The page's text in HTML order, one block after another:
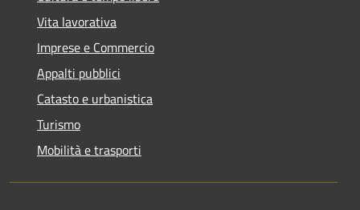
Vita lavorativa
Imprese e Commercio
Appalti pubblici
Catasto e urbanistica
Turismo
Mobilità e trasporti